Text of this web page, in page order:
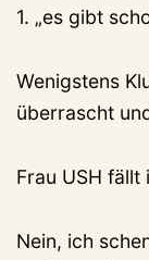
1. „es gibt
Wenigstens
überrascht
Frau USH fällt
Nein, ich